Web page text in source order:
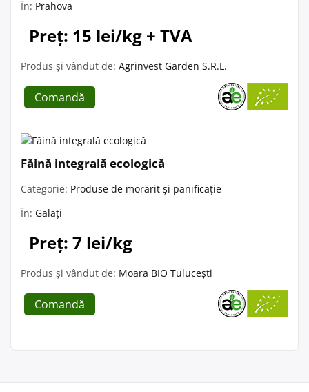
În: Prahova
Preț: 15 lei/kg + TVA
Produs și vândut de: Agrinvest Garden S.R.L.
Comandă
Făină integrală ecologică
Categorie: Produse de morărit și panificație
În: Galați
Preț: 7 lei/kg
Produs și vândut de: Moara BIO Tulucești
Comandă